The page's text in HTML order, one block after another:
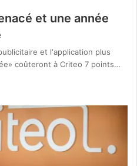
et une année
et l'application plus
coûteront à Criteo 7 points…